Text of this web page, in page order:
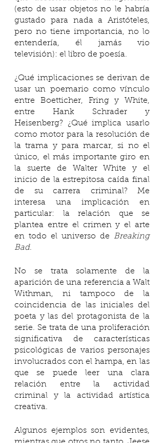
(esto de usar objetos no le habría
gustado para nada a Aristóteles,
pero no tiene importancia, no lo
entendería, él jamás vio
televisión): el libro de poesía.
¿Qué implicaciones se derivan de
usar un poemario como vínculo
entre Boetticher, Fring y White,
entre Hank Schrader y
Heisenberg? ¿Qué implica usarlo
como motor para la resolución de
la trama y para marcar, si no el
único, el más importante giro en
la suerte de Walter White y el
inicio de la estrepitosa caída final
de su carrera criminal? Me
interesa una implicación en
particular: la relación que se
plantea entre el crimen y el arte
en todo el universo de Breaking
Bad.
No se trata solamente de la
aparición de una referencia a Walt
Withman, ni tampoco de la
coincidencia de las iniciales del
poeta y las del protagonista de la
serie. Se trata de una proliferación
significativa de características
psicológicas de varios personajes
involucrados con el hampa, en las
que se puede leer una clara
relación entre la actividad
criminal y la actividad artística
creativa.
Algunos ejemplos son evidentes,